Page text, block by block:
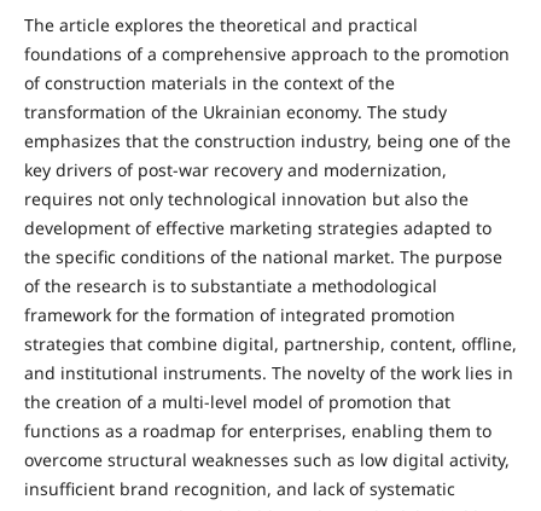
The article explores the theoretical and practical
foundations of a comprehensive approach to the promotion
of construction materials in the context of the
transformation of the Ukrainian economy. The study
emphasizes that the construction industry, being one of the
key drivers of post-war recovery and modernization,
requires not only technological innovation but also the
development of effective marketing strategies adapted to
the specific conditions of the national market. The purpose
of the research is to substantiate a methodological
framework for the formation of integrated promotion
strategies that combine digital, partnership, content, offline,
and institutional instruments. The novelty of the work lies in
the creation of a multi-level model of promotion that
functions as a roadmap for enterprises, enabling them to
overcome structural weaknesses such as low digital activity,
insufficient brand recognition, and lack of systematic